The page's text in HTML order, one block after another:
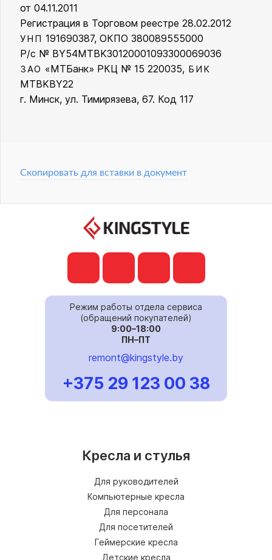
от 04.11.2011
Регистрация в Торговом реестре 28.02.2012
УНП 191690387, ОКПО 380089555000
Р/с № BY54MTBK30120001093300069036
ЗАО «МТБанк» РКЦ № 15 220035, БИК
MTBKBY22
г. Минск, ул. Тимирязева, 67. Код 117
Скопировать для вставки в документ
Режим работы отдела сервиса
(обращений покупателей)
9:00–18:00
ПН–ПТ
remont@kingstyle.by
+375 29 123 00 38
Кресла и стулья
Для руководителей
Компьютерные кресла
Для персонала
Для посетителей
Геймерские кресла
Детские кресла